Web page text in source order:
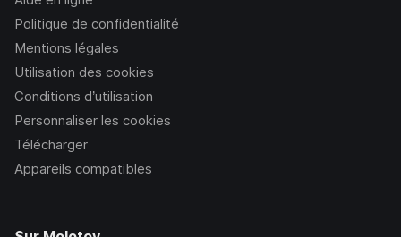
Politique de confidentialité
Mentions légales
Utilisation des cookies
Conditions d’utilisation
Personnaliser les cookies
Télécharger
Appareils compatibles